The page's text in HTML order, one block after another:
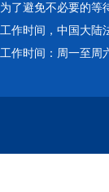
为了避免不必要的等
工作时间，中国大陆
工作时间：周一至周